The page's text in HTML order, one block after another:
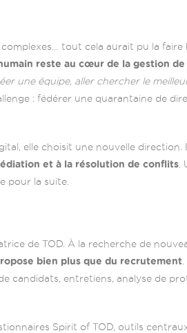
tout cela aurait pu la faire
reste au cœur de la gestion
une équipe, aller chercher le
: fédérer une quarantaine de
elle choisit une nouvelle direction.
et à la résolution de conflits
pour la suite.
de TOD. À la recherche de
bien plus que du recrutement
candidats, entretiens, analyse de
Spirit of TOD, outils